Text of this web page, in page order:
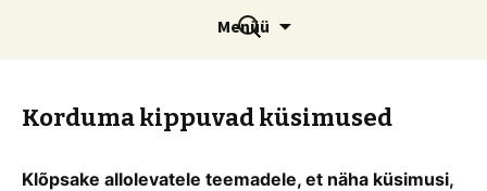
Menüü
juurde
Otsi:
Korduma kippuvad küsimused
Klõpsake allolevatele teemadele, et näha küsimusi,